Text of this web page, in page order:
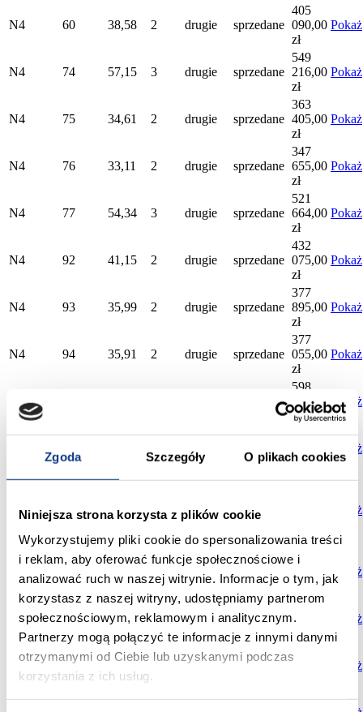
Zgoda Szczegóły O plikach cookies
Niniejsza strona korzysta z plików cookie
Wykorzystujemy pliki cookie do spersonalizowania treści
i reklam, aby oferować funkcje społecznościowe i
analizować ruch w naszej witrynie. Informacje o tym, jak
korzystasz z naszej witryny, udostępniamy partnerom
społecznościowym, reklamowym i analitycznym.
Partnerzy mogą połączyć te informacje z innymi danymi
otrzymanymi od Ciebie lub uzyskanymi podczas
korzystania z ich usług.
N4 60 38,58 2 drugie sprzedane
405
090,00
zł
Pokaż
N4 74 57,15 3 drugie sprzedane
549
216,00
zł
Pokaż
N4 75 34,61 2 drugie sprzedane
363
405,00
zł
Pokaż
N4 76 33,11 2 drugie sprzedane
347
655,00
zł
Pokaż
N4 77 54,34 3 drugie sprzedane
521
664,00
zł
Pokaż
N4 92 41,15 2 drugie sprzedane
432
075,00
zł
Pokaż
N4 93 35,99 2 drugie sprzedane
377
895,00
zł
Pokaż
N4 94 35,91 2 drugie sprzedane
377
055,00
zł
Pokaż
N4 sprzedane
598
464,00
zł
Pokaż
drugie
361
zł
Pokaż
N4 13 69,22 4 trzecie sprzedane
873
zł
Pokaż
trzecie sprzedane
488
640,00
zł
Pokaż
N4 15 67,81 4 trzecie sprzedane
650
976,00
zł
Pokaż
N4 28 53,96 3 trzecie sprzedane 016,00
Pokaż
458